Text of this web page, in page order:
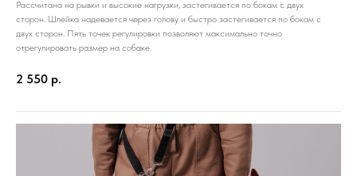
Рассчитана на рывки и высокие нагрузки, застегивается по бокам с двух
сторон. Шлейка надевается через голову и быстро застегивается по бокам с
двух сторон. Пять точек регулировки позволяют максимально точно
отрегулировать размер на собаке.
2 550 р.